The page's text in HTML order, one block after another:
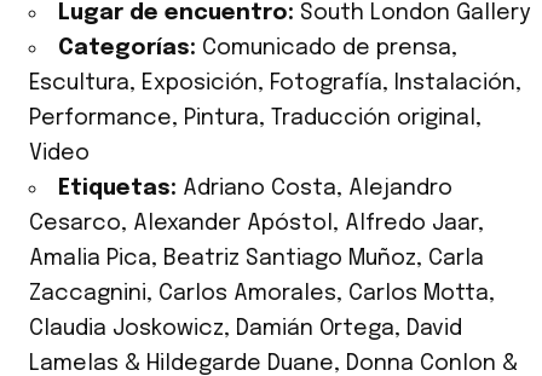
Lugar de encuentro: South London Gallery
Categorías: Comunicado de prensa,
Escultura, Exposición, Fotografía, Instalación,
Performance, Pintura, Traducción original ,
Video
Etiquetas: Adriano Costa, Alejandro
Cesarco, Alexander Apóstol , Alfredo Jaar,
Amalia Pica, Beatriz Santiago Muñoz, Carla
Zaccagnini, Carlos Amorales, Carlos Motta,
Claudia Joskowicz, Damián Ortega, David
Lamelas & Hildegarde Duane, Donna Conlon &